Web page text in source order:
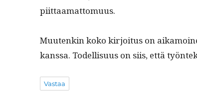
piittaamattomuus.
Muutenkin koko kir­joi­tus on
kanssa. Todel­lisu­us on siis, että
Vastaa